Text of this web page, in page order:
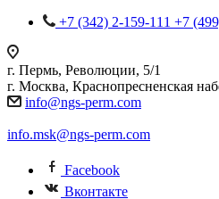
+7 (342) 2-159-111 +7
г. Пермь, Революции, 5/1
г. Москва, Краснопресненская
info@ngs-perm.com
info.msk@ngs-perm.com
Facebook
Вконтакте